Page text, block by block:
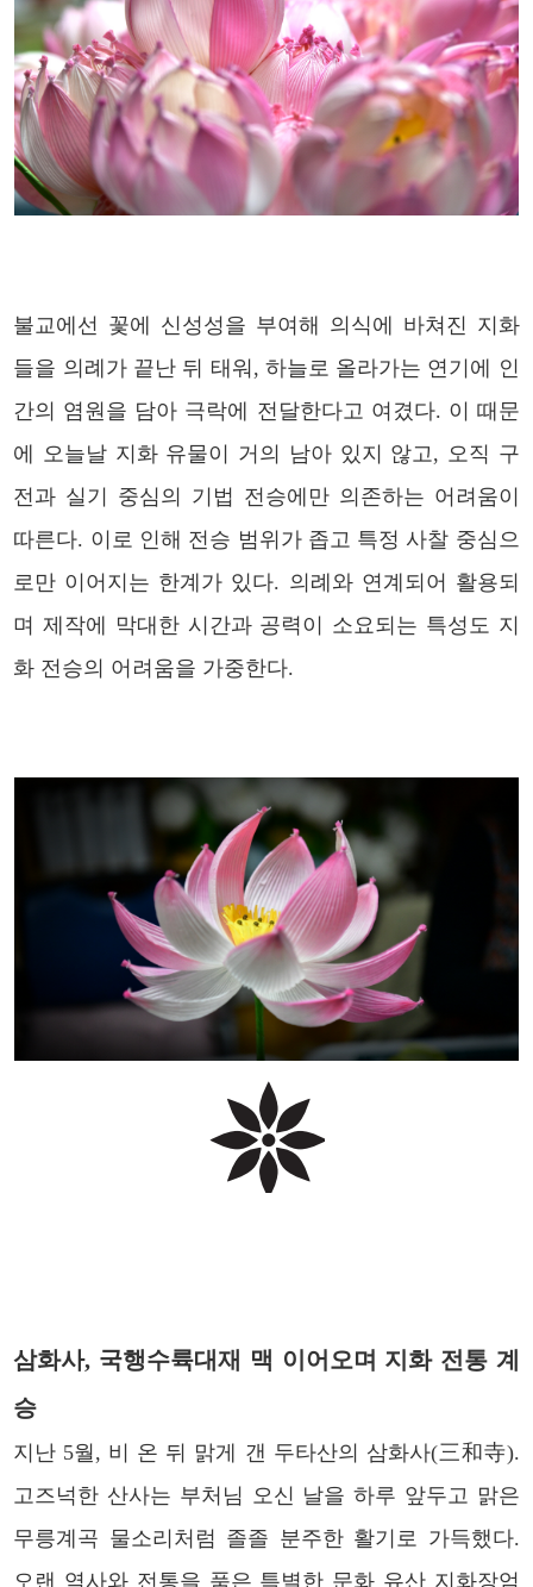
불교에선 꽃에 신성성을 부여해 의식에 바쳐진 지화
들을 의례가 끝난 뒤 태워, 하늘로 올라가는 연기에 인
간의 염원을 담아 극락에 전달한다고 여겼다. 이 때문
에 오늘날 지화 유물이 거의 남아 있지 않고, 오직 구
전과 실기 중심의 기법 전승에만 의존하는 어려움이
따른다. 이로 인해 전승 범위가 좁고 특정 사찰 중심으
로만 이어지는 한계가 있다. 의례와 연계되어 활용되
며 제작에 막대한 시간과 공력이 소요되는 특성도 지
화 전승의 어려움을 가중한다.
삼화사, 국행수륙대재 맥 이어오며 지화 전통 계
승
지난 5월, 비 온 뒤 맑게 갠 두타산의 삼화사(三和寺).
고즈넉한 산사는 부처님 오신 날을 하루 앞두고 맑은
무릉계곡 물소리처럼 졸졸 분주한 활기로 가득했다.
오랜 역사와 전통을 품은 특별한 문화 유산 지화장엄